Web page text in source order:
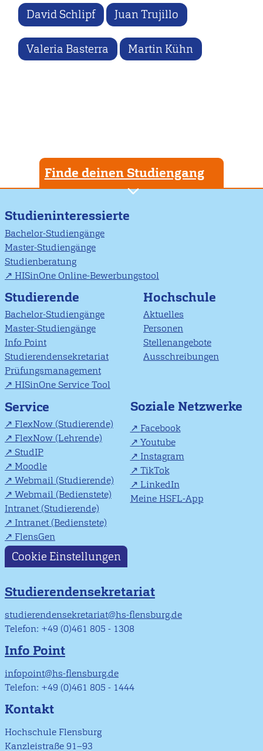
David Schlipf Juan Trujillo
Valeria Basterra Martin Kühn
Finde deinen Studiengang
Studieninteressierte
Bachelor-Studiengänge
Master-Studiengänge
Studienberatung
HISinOne Online-Bewerbungstool
Studierende
Bachelor-Studiengänge
Master-Studiengänge
Info Point
Studierendensekretariat
Prüfungsmanagement
HISinOne Service Tool
Hochschule
Aktuelles
Personen
Stellenangebote
Ausschreibungen
Service
FlexNow (Studierende)
FlexNow (Lehrende)
StudIP
Moodle
Webmail (Studierende)
Webmail (Bedienstete)
Intranet (Studierende)
Intranet (Bedienstete)
FlensGen
Soziale Netzwerke
Facebook
Youtube
Instagram
TikTok
LinkedIn
Meine HSFL-App
Cookie Einstellungen
Studierendensekretariat
studierendensekretariat@hs-flensburg.de
Telefon: +49 (0)461 805 - 1308
Info Point
infopoint@hs-flensburg.de
Telefon: +49 (0)461 805 - 1444
Kontakt
Hochschule Flensburg
Kanzleistraße 91–93